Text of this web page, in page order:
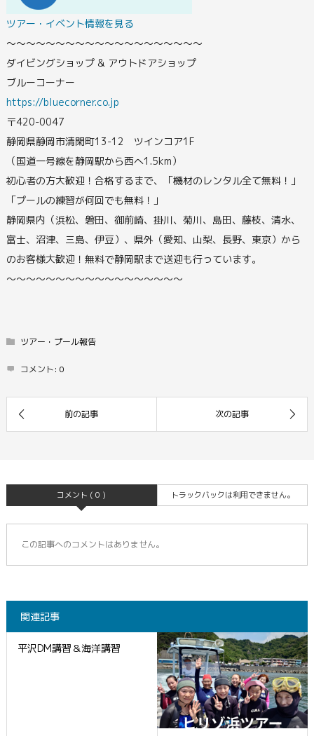
ツアー・イベント情報を見る
〜〜〜〜〜〜〜〜〜〜〜〜〜〜〜〜〜〜〜〜
ダイビングショップ & アウトドアショップ
ブルーコーナー
https://bluecorner.co.jp
〒420-0047
静岡県静岡市清閑町13-12 ツインコア1F
（国道一号線を静岡駅から西へ1.5km）
初心者の方大歓迎！合格するまで、「機材のレンタル全て無料！」
「プールの練習が何回でも無料！」
静岡県内（浜松、磐田、御前崎、掛川、菊川、島田、藤枝、清水、
富士、沼津、三島、伊豆）、県外（愛知、山梨、長野、東京）から
のお客様大歓迎！無料で静岡駅まで送迎も行っています。
〜〜〜〜〜〜〜〜〜〜〜〜〜〜〜〜〜〜
ツアー・プール報告
コメント: 0
コメント ( 0 ) トラックバックは利用できません。
この記事へのコメントはありません。
関連記事
平沢DM講習＆海洋講習